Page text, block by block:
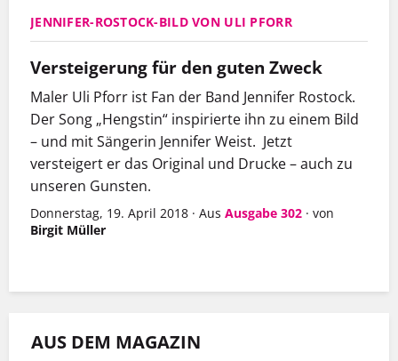
JENNIFER-ROSTOCK-BILD VON ULI PFORR
Versteigerung für den guten Zweck
Maler Uli Pforr ist Fan der Band Jennifer Rostock.
Der Song „Hengstin“ inspirierte ihn zu einem Bild
– und mit Sängerin Jennifer Weist. Jetzt
versteigert er das Original und Drucke – auch zu
unseren Gunsten.
Donnerstag, 19. April 2018 · Aus Ausgabe 302 · von
Birgit Müller
AUS DEM MAGAZIN